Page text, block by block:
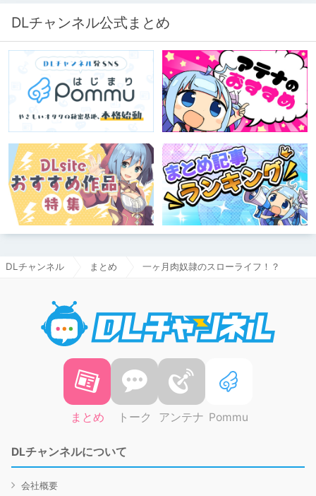
微修正）
DLチャンネル公式まとめ
DLチャンネル まとめ 一ヶ月肉奴隷のスローライフ！？
まとめ トーク アンテナ Pommu
DLチャンネルについて
会社概要